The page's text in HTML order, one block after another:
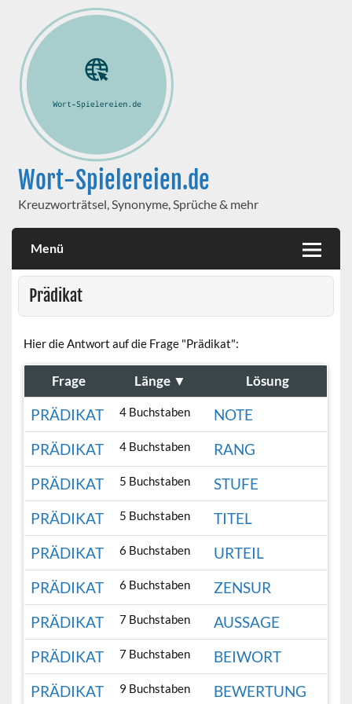
Wort-Spielereien.de
Kreuzworträtsel, Synonyme, Sprüche & mehr
Menü
Prädikat
Hier die Antwort auf die Frage "Prädikat":
Frage Länge ▼ Lösung
PRÄDIKAT 4 Buchstaben
NOTE
PRÄDIKAT
4 Buchstaben
RANG
PRÄDIKAT
5 Buchstaben
STUFE
PRÄDIKAT
5 Buchstaben
TITEL
PRÄDIKAT
6 Buchstaben
URTEIL
PRÄDIKAT
6 Buchstaben
ZENSUR
PRÄDIKAT
7 Buchstaben
AUSSAGE
PRÄDIKAT
7 Buchstaben
BEIWORT
PRÄDIKAT
9 Buchstaben BEWERTUNG